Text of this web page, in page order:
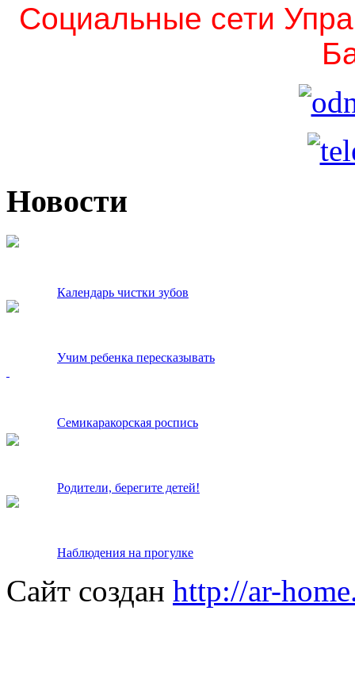
Социальные сети
Новости
Календарь чистки зубов
Учим ребенка пересказывать
Семикаракорская роспись
Родители, берегите детей!
Наблюдения на прогулке
Сайт создан http://ar-